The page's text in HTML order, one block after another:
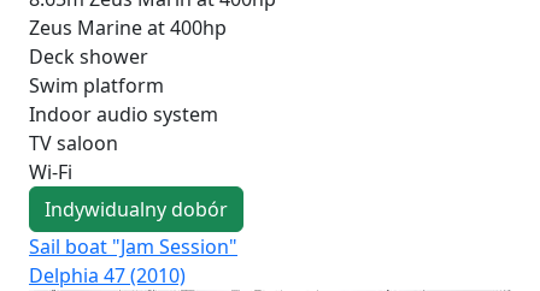
Zeus Marine at 400hp
Deck shower
Swim platform
Indoor audio system
TV saloon
Wi-Fi
Indywidualny dobór
Sail boat "Jam Session"
Delphia 47 (2010)